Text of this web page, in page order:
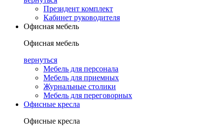
Президент комплект
Кабинет руководителя
Офисная мебель
Офисная мебель
вернуться
Мебель для персонала
Мебель для приемных
Журнальные столики
Мебель для переговорных
Офисные кресла
Офисные кресла